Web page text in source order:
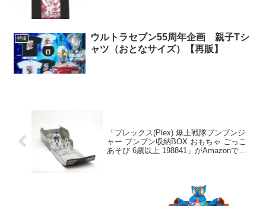
特撮
ウルトラセブン55周年企画 親子Tシ
ャツ（おとなサイズ）【再販】
「プレックス(Plex) 爆上戦隊ブンブンジ
ャー ブンブン収納BOX おもちゃ ごっこ
あそび 6歳以上 198841」がAmazonで予